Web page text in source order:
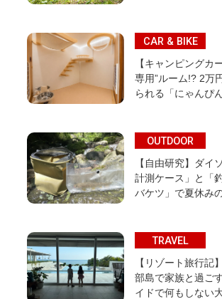
CAR & BIKE
【キャンピングカ
専用”ルーム!? 2万
られる「にゃんぴ
OUTDOOR
【自由研究】ダイ
計測ケース」と「
バケツ」で夏休み
TRAVEL
【リゾート旅行記
部島で家族と過ご
イドで何もしない